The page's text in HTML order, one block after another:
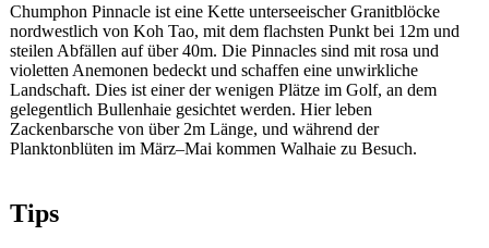
Chumphon Pinnacle ist eine Kette unterseeischer Granitblöcke
nordwestlich von Koh Tao, mit dem flachsten Punkt bei 12m und
steilen Abfällen auf über 40m. Die Pinnacles sind mit rosa und
violetten Anemonen bedeckt und schaffen eine unwirkliche
Landschaft. Dies ist einer der wenigen Plätze im Golf, an dem
gelegentlich Bullenhaie gesichtet werden. Hier leben
Zackenbarsche von über 2m Länge, und während der
Planktonblüten im März–Mai kommen Walhaie zu Besuch.
Tips